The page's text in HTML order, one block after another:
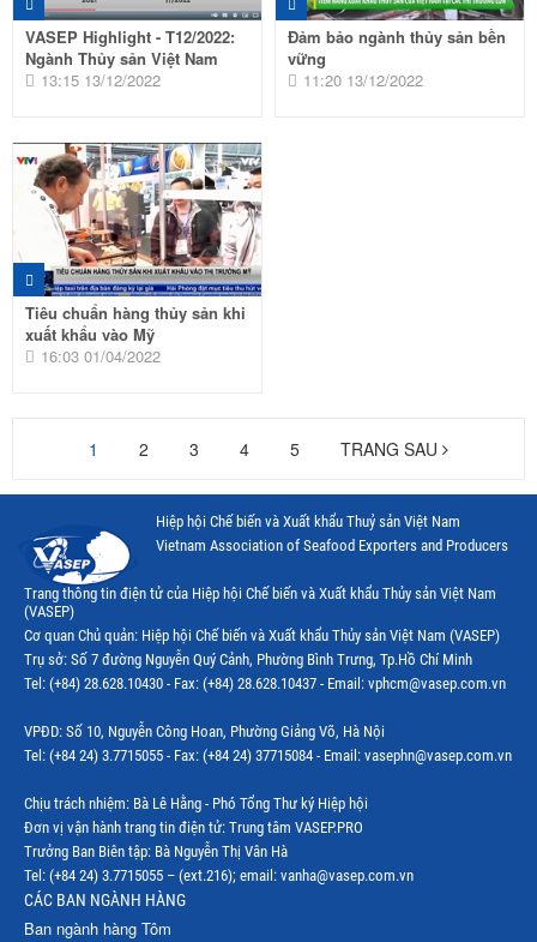
VASEP Highlight - T12/2022:
Ngành Thủy sản Việt Nam
13:15 13/12/2022
Đảm bảo ngành thủy sản bền
vững
11:20 13/12/2022
Tiêu chuẩn hàng thủy sản khi
xuất khẩu vào Mỹ
16:03 01/04/2022
1 2 3 4 5 TRANG SAU
Hiệp hội Chế biến và Xuất khẩu Thuỷ sản Việt Nam
Vietnam Association of Seafood Exporters and Producers
Trang thông tin điện tử của Hiệp hội Chế biến và Xuất khẩu Thủy sản Việt Nam
(VASEP)
Cơ quan Chủ quản: Hiệp hội Chế biến và Xuất khẩu Thủy sản Việt Nam (VASEP)
Trụ sở: Số 7 đường Nguyễn Quý Cảnh, Phường Bình Trưng, Tp.Hồ Chí Minh
Tel: (+84) 28.628.10430 - Fax: (+84) 28.628.10437 - Email: vphcm@vasep.com.vn
VPĐD: Số 10, Nguyễn Công Hoan, Phường Giảng Võ, Hà Nội
Tel: (+84 24) 3.7715055 - Fax: (+84 24) 37715084 - Email: vasephn@vasep.com.vn
Chịu trách nhiệm: Bà Lê Hằng - Phó Tổng Thư ký Hiệp hội
Đơn vị vận hành trang tin điện tử: Trung tâm VASEP.PRO
Trưởng Ban Biên tập: Bà Nguyễn Thị Vân Hà
Tel: (+84 24) 3.7715055 – (ext.216); email: vanha@vasep.com.vn
CÁC BAN NGÀNH HÀNG
Ban ngành hàng Tôm